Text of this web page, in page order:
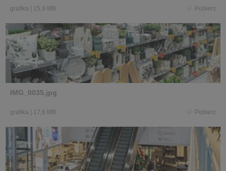
grafika 15,9 MB Pobierz
IMG_0035.jpg
grafika 17,6 MB Pobierz